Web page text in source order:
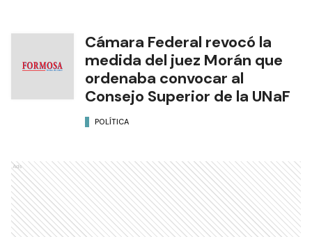
Cámara Federal revocó la
medida del juez Morán que
ordenaba convocar al
Consejo Superior de la UNaF
POLÍTICA
Ads